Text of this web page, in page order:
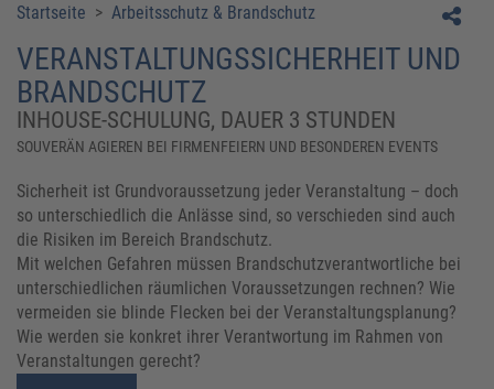
Startseite > Arbeitsschutz & Brandschutz
VERANSTALTUNGSSICHERHEIT UND
BRANDSCHUTZ
INHOUSE-SCHULUNG, DAUER 3 STUNDEN
SOUVERÄN AGIEREN BEI FIRMENFEIERN UND BESONDEREN EVENTS
Sicherheit ist Grundvoraussetzung jeder Veranstaltung – doch
so unterschiedlich die Anlässe sind, so verschieden sind auch
die Risiken im Bereich Brandschutz.
Mit welchen Gefahren müssen Brandschutzverantwortliche bei
unterschiedlichen räumlichen Voraussetzungen rechnen? Wie
vermeiden sie blinde Flecken bei der Veranstaltungsplanung?
Wie werden sie konkret ihrer Verantwortung im Rahmen von
Veranstaltungen gerecht?